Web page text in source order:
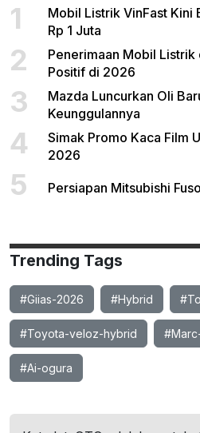
1
Mobil Listrik VinFast Kini
Rp 1 Juta
2
Penerimaan Mobil Listrik
Positif di 2026
3
Mazda Luncurkan Oli
Keunggulannya
4
Simak Promo Kaca Film
2026
5 Persiapan Mitsubishi
Trending Tags
#Giias-2026 #Hybrid
#Toyota-veloz-hybrid
#Ai-ogura